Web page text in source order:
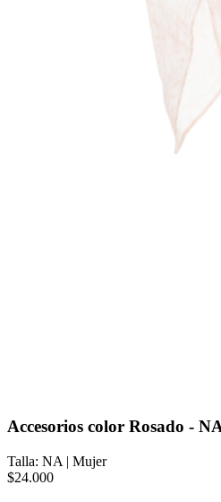
Accesorios color Rosado -
Talla: NA | Mujer
$24.000